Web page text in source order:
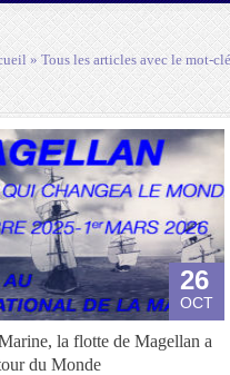
» Tous les articles avec le mot-
26
OCT
la flotte de Magellan a
du Monde